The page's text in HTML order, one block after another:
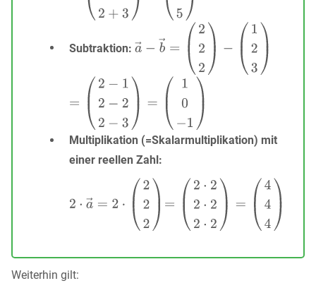
Subtraktion:
Multiplikation (=Skalarmultiplikation) mit
einer reellen Zahl:
Weiterhin gilt: